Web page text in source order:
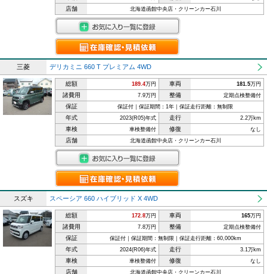
店舗 北海道函館中央店・クリーンカー石川
三菱 デリカミニ 660 T プレミアム 4WD
総額 189.4万円 車両 181.5万円
諸費用 7.9万円 整備 定期点検整備付
保証 保証付｜保証期間：1年｜保証走行距離：無制限
年式 2023(R05)年式 走行 2.2万km
車検 車検整備付 修復 なし
店舗 北海道函館中央店・クリーンカー石川
スズキ スペーシア 660 ハイブリッド X 4WD
総額 172.8万円 車両 165万円
諸費用 7.8万円 整備 定期点検整備付
保証 保証付｜保証期間：無制限｜保証走行距離：60,000km
年式 2024(R06)年式 走行 3.1万km
車検 車検整備付 修復 なし
店舗 北海道函館中央店・クリーンカー石川